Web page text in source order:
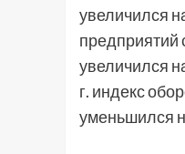
увеличился
предприятий
увеличился
г. индекс
уменьшился